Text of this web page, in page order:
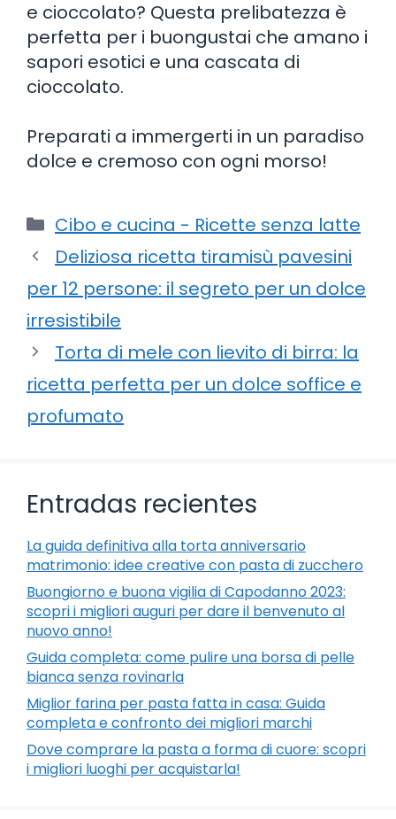
e cioccolato? Questa prelibatezza è
perfetta per i buongustai che amano i
sapori esotici e una cascata di
cioccolato.
Preparati a immergerti in un paradiso
dolce e cremoso con ogni morso!
Categorie
Cibo e cucina - Ricette senza latte
Deliziosa ricetta tiramisù pavesini
per 12 persone: il segreto per un dolce
irresistibile
Torta di mele con lievito di birra: la
ricetta perfetta per un dolce soffice e
profumato
Entradas recientes
La guida definitiva alla torta anniversario
matrimonio: idee creative con pasta di zucchero
Buongiorno e buona vigilia di Capodanno 2023:
scopri i migliori auguri per dare il benvenuto al
nuovo anno!
Guida completa: come pulire una borsa di pelle
bianca senza rovinarla
Miglior farina per pasta fatta in casa: Guida
completa e confronto dei migliori marchi
Dove comprare la pasta a forma di cuore: scopri
i migliori luoghi per acquistarla!